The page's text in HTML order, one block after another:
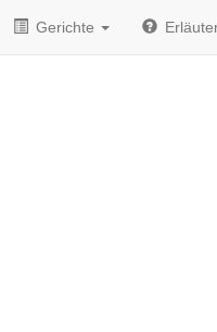
Gerichte